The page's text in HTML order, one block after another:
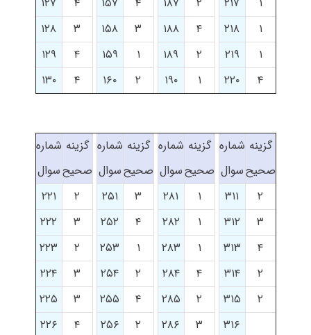
۱
۲۱۸ ۴ ۱۸۸ ۳ ۱۵۸ ۳
۱۲۸
۱
۲۱۹ ۲ ۱۸۹ ۱ ۱۵۹ ۴
۱۲۹
۴
۲۲۰ ۱ ۱۹۰ ۲ ۱۶۰ ۴ ۱۳۰
گزینه
صحیح
شماره
سوال
گزینه
صحیح
شماره
سوال
گزینه
صحیح
شماره
سوال
گزینه
صحیح
شماره
سوال
۲
۳۱۱ ۱ ۲۸۱ ۳ ۲۵۱ ۲
۲۲۱
۳
۳۱۲ ۱ ۲۸۲ ۴ ۲۵۲ ۳
۲۲۲
۴
۳۱۳ ۱ ۲۸۳ ۱ ۲۵۳ ۲
۲۲۳
۲
۳۱۴ ۴ ۲۸۴ ۲ ۲۵۴ ۳
۲۲۴
۲
۳۱۵ ۲ ۲۸۵ ۴ ۲۵۵ ۳
۲۲۵
۳۱۶
۳ ۲۸۶ ۲ ۲۵۶ ۴
۲۲۶